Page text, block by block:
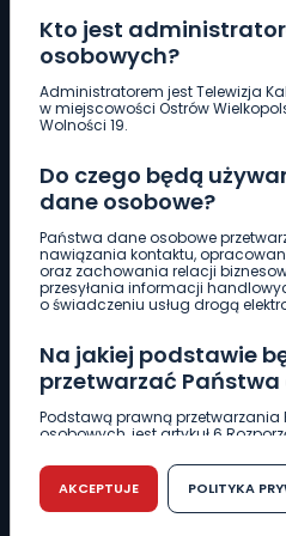
Kto jest
osobowych?
Administratorem jest Telewizja
w miejscowości Ostrów
Wolności 19.
Do czego będą
dane osobowe?
Państwa dane osobowe
nawiązania kontaktu,
oraz zachowania relacji
przesyłania informacji
o świadczeniu usług drogą
Na jakiej podstawie
przetwarzać
Podstawą prawną
osobowych, jest artykuł 6
r. w sprawie ochrony osób
przetwarzaniem danych
swobodnego przepływu takich
dyrektywy 95/46/WE (RODO).
AKCEPTUJE POLITYKA
Pobierz logotyp
661 997 997
REDAKCJA
62 735 22 22
DZIAŁ REKLAMY
62 735 01 85
WIADOMOŚCI
CIEKAWOSTKI